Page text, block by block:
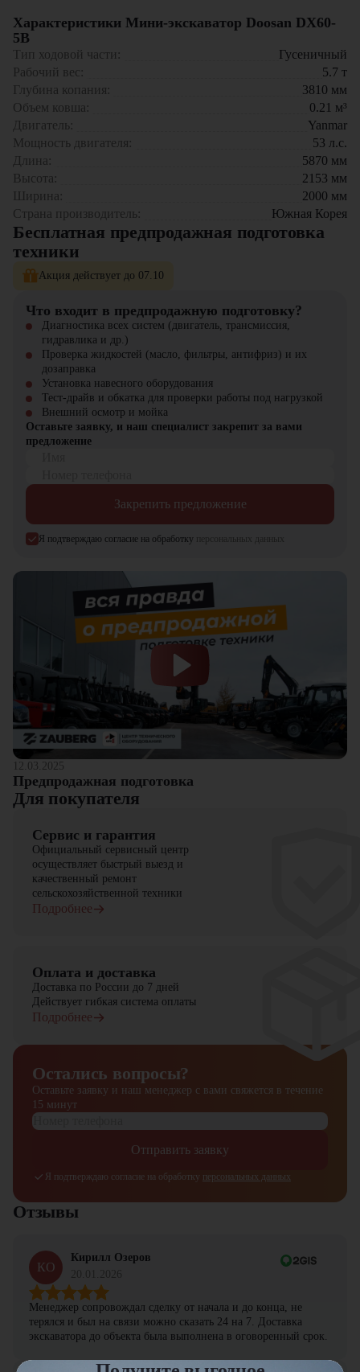
Строительные работы в городских условиях
Ландшафтные и благоустроительные работы
Демонтажные операции
Сельскохозяйственные задачи
Официальный дилер
Новые машины с гарантией
Профессиональное сервисное обслуживание
Оригинальные запчасти в наличии
Doosan DX60-5B – ваш надежный партнер для профессиональных
строительных работ!
Характеристики Мини-экскаватор Doosan DX60-
5B
Тип ходовой части:
Гусеничный
Рабочий вес:
5.7 т
Глубина копания:
3810 мм
Объем ковша:
0.21 м³
Двигатель:
Yanmar
Мощность двигателя:
53 л.с.
Длина:
5870 мм
Высота:
2153 мм
Ширина:
2000 мм
Страна производитель:
Южная Корея
Бесплатная предпродажная подготовка
техники
Акция действует до 07.10
Что входит в предпродажную подготовку?
Диагностика всех систем (двигатель, трансмиссия,
гидравлика и др.)
Проверка жидкостей (масло, фильтры, антифриз) и их
дозаправка
Установка навесного оборудования
Тест-драйв и обкатка для проверки работы под нагрузкой
Внешний осмотр и мойка
Оставьте заявку, и наш специалист закрепит за вами
предложение
Закрепить предложение
Я подтверждаю согласие на обработку персональных данных
12.03.2025
Предпродажная подготовка
Для покупателя
Сервис и гарантия
Официальный сервисный центр
осуществляет быстрый выезд и
качественный ремонт
сельскохозяйственной техники
Подробнее
Оплата и доставка
Доставка по России до 7 дней
Действует гибкая система оплаты
Подробнее
Остались вопросы?
Оставьте заявку и наш менеджер с вами свяжется в течение
15 минут
Отправить заявку
Я подтверждаю согласие на обработку персональных данных
Отзывы
КО
Кирилл Озеров
Менеджер сопровождал сделку от начала и до конца, не
терялся и был на связи можно сказать 24 на 7. Доставка
экскаватора до объекта была выполнена в оговоренный срок.